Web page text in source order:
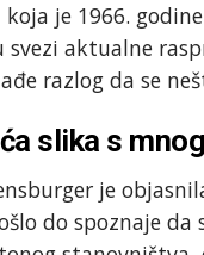
koja je 1966.
svezi aktualne
razlog da se
slika s
je
do spoznaje